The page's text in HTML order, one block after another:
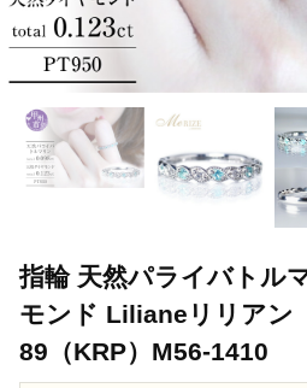
指輪 天然パライバトル
モンド Lilianeリリアン
89（KRP）M56-1410